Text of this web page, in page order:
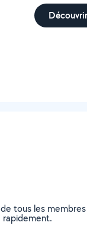
tous les
rapidement.